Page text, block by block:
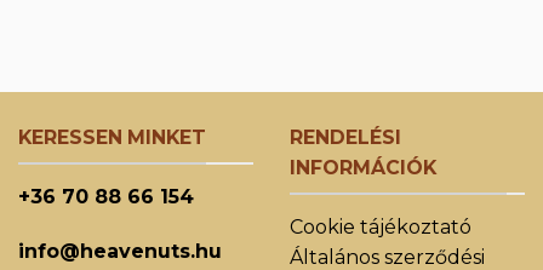
KERESSEN MINKET
+36 70 88 66 154
info@heavenuts.hu
RENDELÉSI
INFORMÁCIÓK
Cookie tájékoztató
Általános szerződési